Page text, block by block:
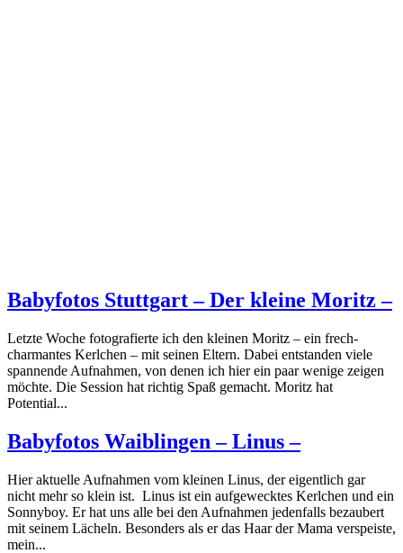
Babyfotos Stuttgart – Der kleine Moritz –
Letzte Woche fotografierte ich den kleinen Moritz – ein frech-
charmantes Kerlchen – mit seinen Eltern. Dabei entstanden viele
spannende Aufnahmen, von denen ich hier ein paar wenige zeigen
möchte. Die Session hat richtig Spaß gemacht. Moritz hat
Potential...
Babyfotos Waiblingen – Linus –
Hier aktuelle Aufnahmen vom kleinen Linus, der eigentlich gar
nicht mehr so klein ist. Linus ist ein aufgewecktes Kerlchen und ein
Sonnyboy. Er hat uns alle bei den Aufnahmen jedenfalls bezaubert
mit seinem Lächeln. Besonders als er das Haar der Mama verspeiste,
mein...